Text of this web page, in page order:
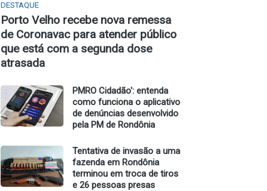
DESTAQUE
Porto Velho recebe nova remessa
de Coronavac para atender público
que está com a segunda dose
atrasada
PMRO Cidadão': entenda
como funciona o aplicativo
de denúncias desenvolvido
pela PM de Rondônia
Tentativa de invasão a uma
fazenda em Rondônia
terminou em troca de tiros
e 26 pessoas presas